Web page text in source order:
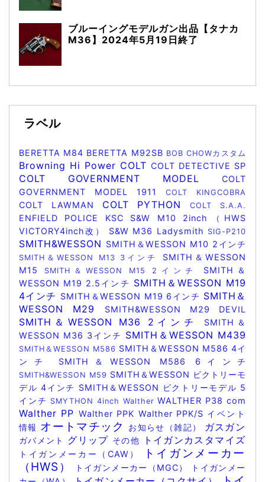
ブルーイングモデルガン出品【タナカ
M36】2024年5月19日終了
ラベル
BERETTA M84 BERETTA M92SB BOB CHOWカスタム
Browning Hi Power COLT COLT DETECTIVE SP
COLT GOVERNMENT MODEL COLT
GOVERNMENT MODEL 1911 COLT KINGCOBRA
COLT LAWMAN COLT PYTHONCOLT S.A.A.
ENFIELD POLICE KSC S&W M10 2inch（HWS
VICTORY4inch改） S&W M36 Ladysmith SIG-P210
SMITH&WESSON SMITH＆WESSON M10 2インチ
SMITH＆WESSON M13 3インチ SMITH＆WESSON
M15
SMITH＆WESSON M15 2インチ SMITH＆
WESSON M19 2.5インチ SMITH＆WESSON M19
4インチ SMITH＆WESSON M19 6インチ SMITH＆
WESSON M29
SMITH&WESSON M29 DEVIL
SMITH＆WESSON M36 2インチ
SMITH＆
WESSON M36 3インチ SMITH＆WESSON M439
SMITH＆WESSON M586 SMITH＆WESSON M586 4イ
ンチ SMITH＆WESSON M586 6インチ
SMITH&WESSON M59 SMITH＆WESSON ビクトリーモ
デル 4インチ SMITH＆WESSON ビクトリーモデル 5
インチ SMYTHON 4inch WaltherWALTHER P38 com
Walther PP Walther PPK Walther PPK/S イベント
情報 オートマチック お知らせ（雑記） ガスガン
ガバメント グリップ その他 トイガンカスタマイズ
トイガンメーカー（CAW）
トイガンメーカー
（HWS）
トイガンメーカー（MGC）
トイガンメー